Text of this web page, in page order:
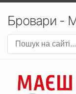
Бровари -